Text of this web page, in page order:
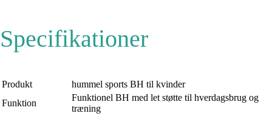
Specifikationer
Produkt
hummel sports BH til kvinder
Funktion
Funktionel BH med let støtte til hverdagsbrug og
træning